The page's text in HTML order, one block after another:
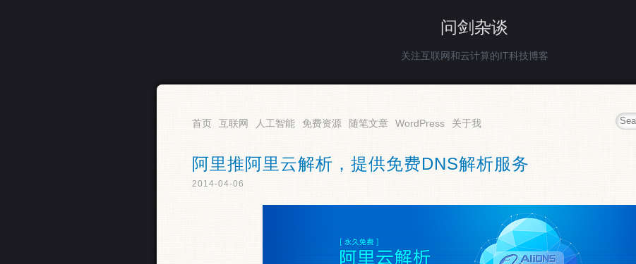
问剑杂谈
关注互联网和云计算的IT科技博客
首页 互联网 人工智能 免费资源 随笔文章 WordPress 关于我
阿里推阿里云解析，提供免费DNS解析服务
2014-04-06